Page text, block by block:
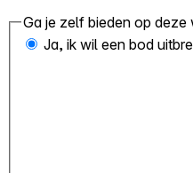
Ga je zelf bieden op deze
Ja, ik wil een bod